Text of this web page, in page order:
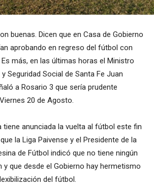
buenas. Dicen que en Casa de Gobierno
aprobando en regreso del fútbol con
más, en las últimas horas el Ministro
Seguridad Social de Santa Fe Juan
a Rosario 3 que sería prudente
20 de Agosto.
tiene anunciada la vuelta al fútbol este fin
la Liga Paivense y el Presidente de la
de Fútbol indicó que no tiene ningún
que desde el Gobierno hay hermetismo
del fútbol.